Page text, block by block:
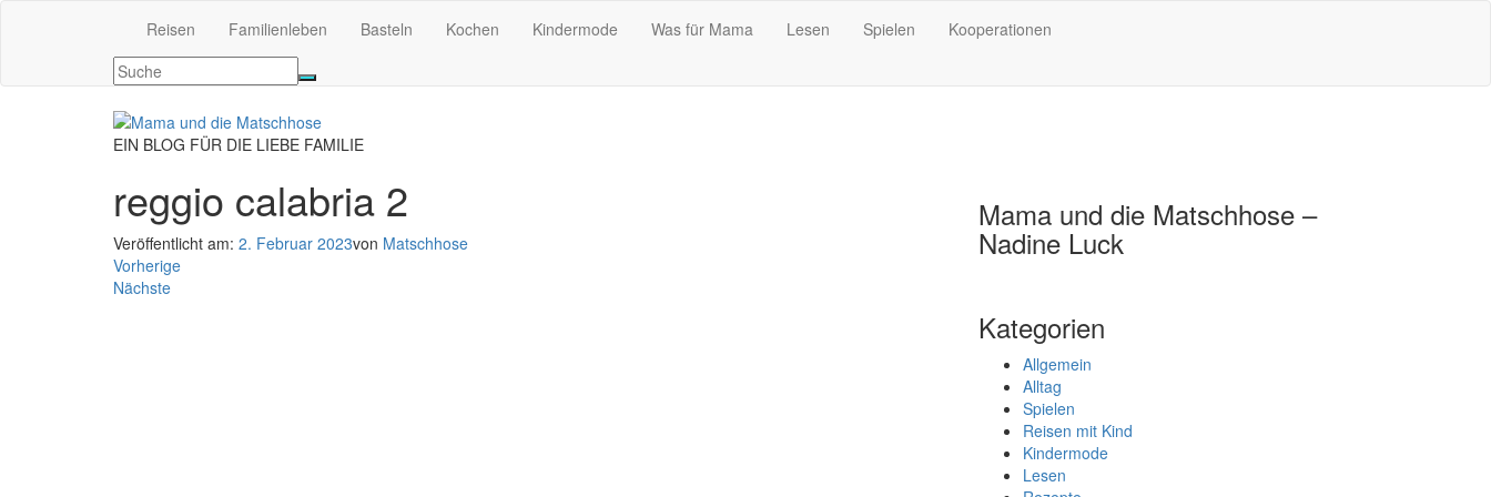
Reisen Familienleben Basteln Kochen Kindermode Was für Mama Lesen Spielen Kooperationen
EIN BLOG FÜR DIE LIEBE FAMILIE
reggio calabria 2
Veröffentlicht am: 2. Februar 2023von Matschhose
Vorherige
Nächste
Mama und die Matschhose –
Nadine Luck
Kategorien
Allgemein
Alltag
Spielen
Reisen mit Kind
Kindermode
Lesen